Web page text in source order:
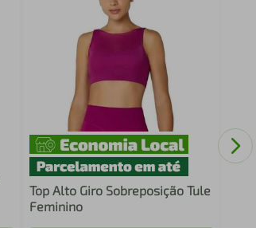
Top Alto Giro Sobreposição Tule
Feminino